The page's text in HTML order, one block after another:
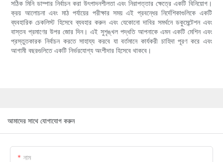
সঠিক মিনি ডাম্পার নির্বাচন করা উৎপাদনশীলতা এবং নিরাপত্তার ক্ষেত্রে একটি বিনিয়োগ।
ক্রয় আলোচনা এবং মাঠ পর্যায়ের পরীক্ষার সময় এই প্রবন্ধের নির্দেশিকাগুলিকে একটি
ব্যবহারিক চেকলিস্ট হিসেবে ব্যবহার করুন এবং যেকোনো দাবির সমর্থনে ডকুমেন্টেশন এবং
বাস্তব প্রমাণের উপর জোর দিন। এই সুশৃঙ্খল পদ্ধতি আপনাকে এমন একটি মেশিন এবং
প্রস্তুতকারক নির্বাচন করতে সাহায্য করবে যা বর্তমানে কার্যকরী চাহিদা পূরণ করে এবং
আগামী বছরগুলিতে একটি নির্ভরযোগ্য অংশীদার হিসেবে থাকবে।
আমাদের সাথে যোগাযোগ করুন
নাম